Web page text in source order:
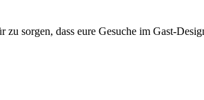
sorgen, dass eure Gesuche im Gast-